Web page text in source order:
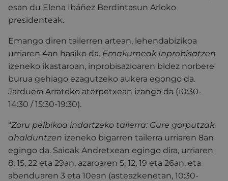
esan du Elena Ibáñez Berdintasun Arloko
presidenteak.
Emango diren tailerren artean, lehendabizikoa
urriaren 4an hasiko da. Emakumeak Inprobisatzen
izeneko ikastaroan, inprobisazioaren bidez norbere
burua gehiago ezagutzeko aukera egongo da.
Jarduera Arrateko aterpetxean izango da (10:30-
14:30 / 15:30-19:30).
“Zoru pelbikoa indartzeko tailerra: Gure gorputzak
ahalduntzen izeneko bigarren tailerra urriaren 8an
egingo da. Saioak Andretxean egingo dira, urriaren
8, 15, 22 eta 29an, azaroaren 5, 12, 19 eta 26an, eta
abenduaren 3 eta 10ean (asteazkenetan, 10:30-